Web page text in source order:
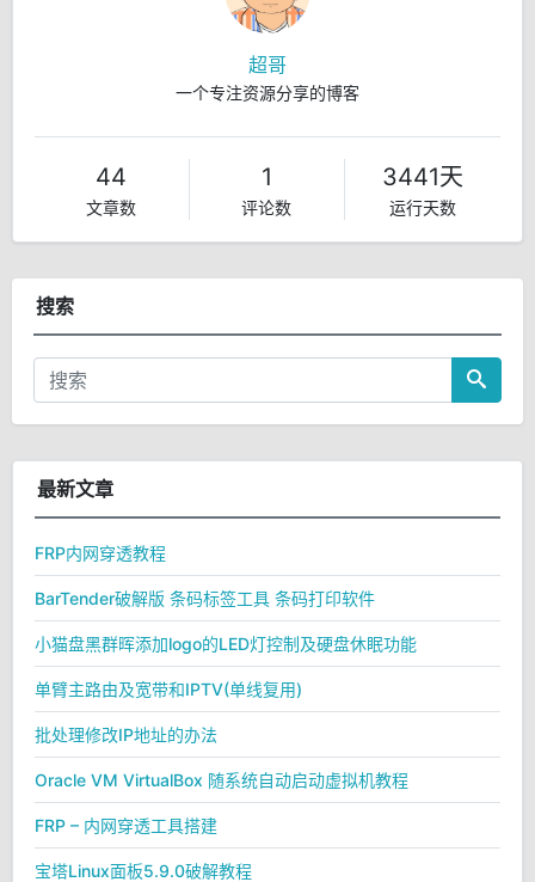
超哥
一个专注资源分享的博客
44
文章数
1
评论数
3441天
运行天数
搜索
最新文章
FRP内网穿透教程
BarTender破解版 条码标签工具 条码打印软件
小猫盘黑群晖添加logo的LED灯控制及硬盘休眠功能
单臂主路由及宽带和IPTV(单线复用)
批处理修改IP地址的办法
Oracle VM VirtualBox 随系统自动启动虚拟机教程
FRP – 内网穿透工具搭建
宝塔Linux面板5.9.0破解教程